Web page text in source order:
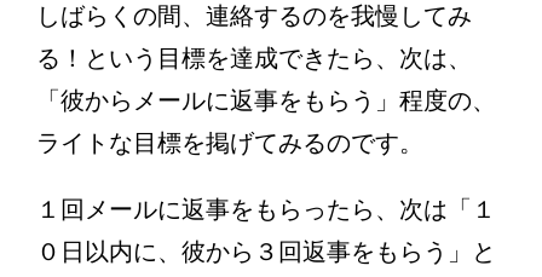
しばらくの間、連絡するのを我慢してみ
る！という目標を達成できたら、次は、
「彼からメールに返事をもらう」程度の、
ライトな目標を掲げてみるのです。
１回メールに返事をもらったら、次は「１
０日以内に、彼から３回返事をもらう」と